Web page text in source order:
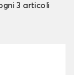
3 articoli